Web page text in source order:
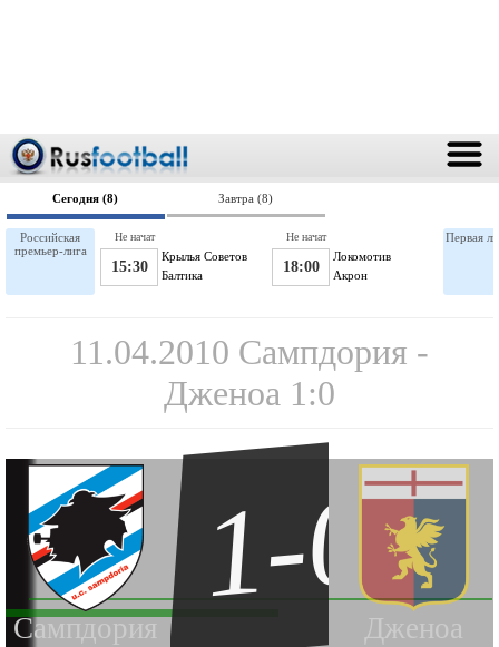
Сегодня (8) Завтра (8)
Российская
премьер-лига
Крылья Советов
15:30 Балтика
Не начат
Локомотив
18:00 Акрон
Не начат Первая
11.04.2010 Сампдория -
Дженоа 1:0
Сампдория Дженоа
1-0